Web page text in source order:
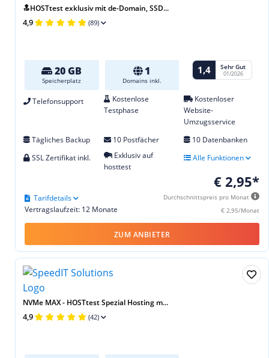
🔝HOSTtest exklusiv mit de-Domain, SSD...
4,9 (89)
20 GB
Speicherplatz
1
Domains inkl.
1,4 Sehr Gut
01/2026
Telefonsupport
Kostenlose
Testphase
Kostenloser
Website-
Umzugsservice
Tägliches Backup
10 Postfächer
10 Datenbanken
SSL Zertifikat inkl.
Exklusiv auf
hosttest
Alle Funktionen
€ 2,95*
Durchschnittspreis pro Monat
€ 2,95/Monat
Vertragslaufzeit: 12 Monate
Tarifdetails
ZUM ANBIETER
NVMe MAX - HOSTtest Spezial Hosting m...
4,9 (42)